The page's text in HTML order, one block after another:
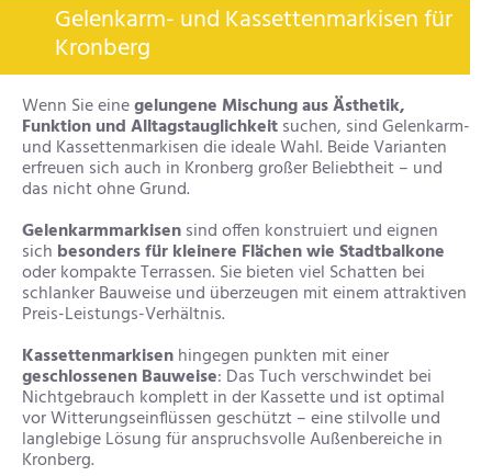
Gelenkarm- und Kassettenmarkisen für
Kronberg
Wenn Sie einegelungene Mischung aus Ästhetik,
Funktion und Alltagstauglichkeitsuchen, sind Gelenkarm-
und Kassettenmarkisen die ideale Wahl. Beide Varianten
erfreuen sich auch in Kronberg großer Beliebtheit – und
das nicht ohne Grund.
Gelenkarmmarkisensind offen konstruiert und eignen
sich besonders für kleinere Flächen wie Stadtbalkone
oder kompakte Terrassen. Sie bieten viel Schatten bei
schlanker Bauweise und überzeugen mit einem attraktiven
Preis-Leistungs-Verhältnis.
Kassettenmarkisenhingegen punkten mit einer
geschlossenen Bauweise: Das Tuch verschwindet bei
Nichtgebrauch komplett in der Kassette und ist optimal
vor Witterungseinflüssen geschützt – eine stilvolle und
langlebige Lösung für anspruchsvolle Außenbereiche in
Kronberg.